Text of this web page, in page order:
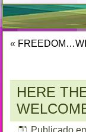
«
HERE